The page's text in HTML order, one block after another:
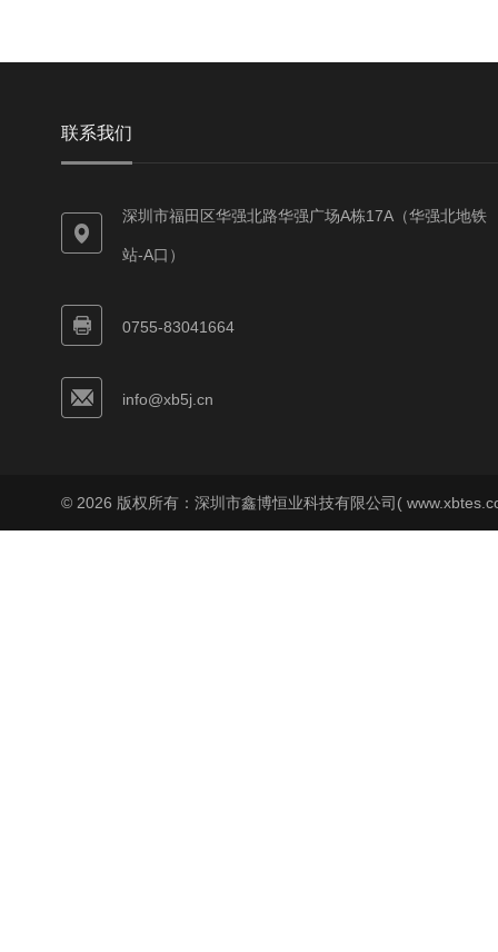
联系我们
深圳市福田区华强北路华强广场A栋17A（华强北地铁
站-A口）
0755-83041664
info@xb5j.cn
© 2026 版权所有：深圳市鑫博恒业科技有限公司(